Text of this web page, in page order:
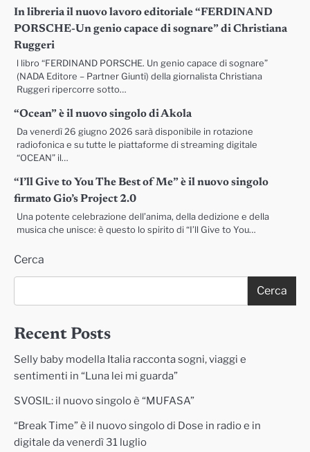
In libreria il nuovo lavoro editoriale “FERDINAND
PORSCHE-Un genio capace di sognare” di Christiana
Ruggeri
l libro “FERDINAND PORSCHE. Un genio capace di sognare”
(NADA Editore – Partner Giunti) della giornalista Christiana
Ruggeri ripercorre sotto…
“Ocean” è il nuovo singolo di Akola
Da venerdì 26 giugno 2026 sarà disponibile in rotazione
radiofonica e su tutte le piattaforme di streaming digitale
“OCEAN” il…
“I’ll Give to You The Best of Me” è il nuovo singolo
firmato Gio’s Project 2.0
Una potente celebrazione dell’anima, della dedizione e della
musica che unisce: è questo lo spirito di “I’ll Give to You…
Cerca
Cerca
Recent Posts
Selly baby modella Italia racconta sogni, viaggi e
sentimenti in “Luna lei mi guarda”
SVOSIL: il nuovo singolo è “MUFASA”
“Break Time” è il nuovo singolo di Dose in radio e in
digitale da venerdì 31 luglio